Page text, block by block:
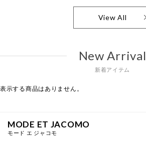
View All
New Arrival
新着アイテム
表示する商品はありません。
MODE ET JACOMO
モード エ ジャコモ